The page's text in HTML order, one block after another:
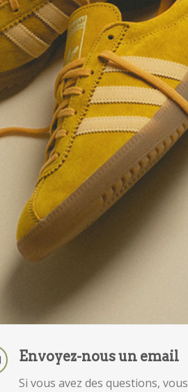
Envoyez-nous un email
Si vous avez des questions, vous